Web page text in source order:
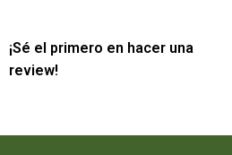
¡Sé el primero en hacer una
review!